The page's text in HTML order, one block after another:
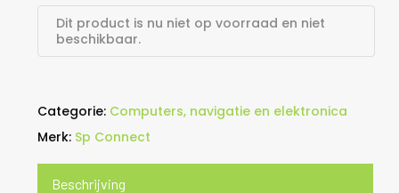
Dit product is nu niet op voorraad en niet
beschikbaar.
Categorie: Computers, navigatie en elektronica
Merk: Sp Connect
Beschrijving